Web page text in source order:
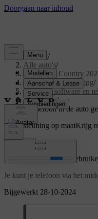
Support/
Alle auto's/
V60 Cross Country
Gebruikershandleiding/
Displays, software en
Telefoon/
Je telefoon in de auto
Ondersteuning op maatKrijg
Bijgewerkt 28-10-2024
Je telefoon in de auto
Je kunt je telefoon via het